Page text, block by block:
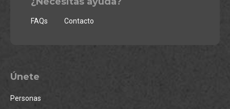
FAQs Contacto
Únete
Personas